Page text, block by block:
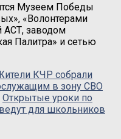
Музеем Победы
«Волонтерами
АСТ, заводом
Палитра» и сетью
КЧР собрали
в зону СВО
Открытые уроки по
для школьников